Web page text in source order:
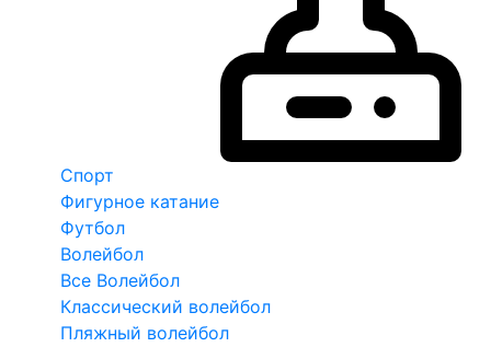
Спорт
Фигурное катание
Футбол
Волейбол
Все Волейбол
Классический волейбол
Пляжный волейбол